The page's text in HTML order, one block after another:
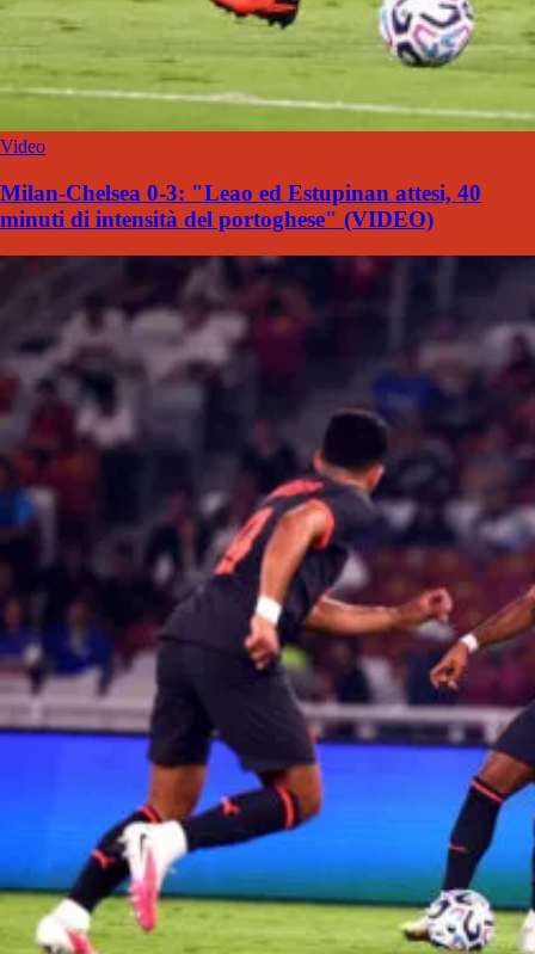
Video
Milan-Chelsea 0-3: "Leao ed Estupinan attesi, 40
minuti di intensità del portoghese" (VIDEO)